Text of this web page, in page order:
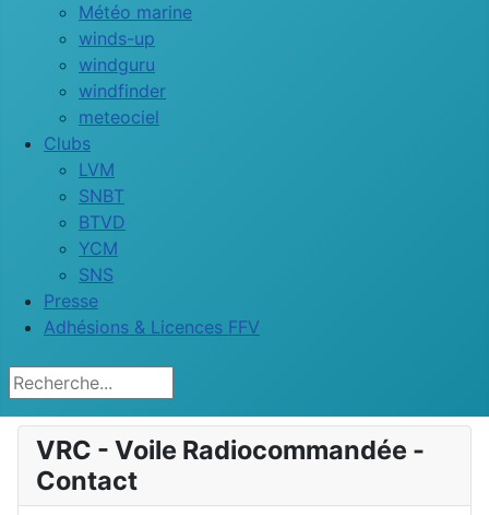
Météo marine
winds-up
windguru
windfinder
meteociel
Clubs
LVM
SNBT
BTVD
YCM
SNS
Presse
Adhésions & Licences FFV
Rechercher
VRC - Voile Radiocommandée -
Contact